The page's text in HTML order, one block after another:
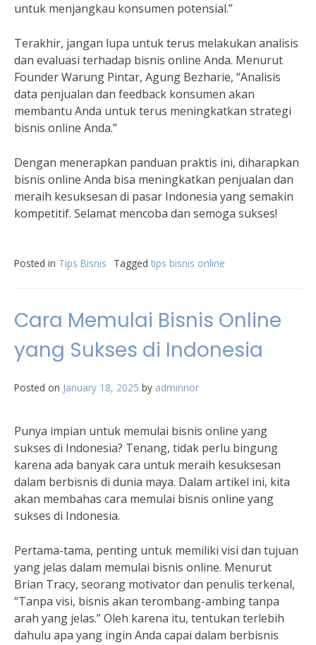
untuk menjangkau konsumen potensial.”
Terakhir, jangan lupa untuk terus melakukan analisis
dan evaluasi terhadap bisnis online Anda. Menurut
Founder Warung Pintar, Agung Bezharie, “Analisis
data penjualan dan feedback konsumen akan
membantu Anda untuk terus meningkatkan strategi
bisnis online Anda.”
Dengan menerapkan panduan praktis ini, diharapkan
bisnis online Anda bisa meningkatkan penjualan dan
meraih kesuksesan di pasar Indonesia yang semakin
kompetitif. Selamat mencoba dan semoga sukses!
Posted in Tips Bisnis Tagged tips bisnis online
Cara Memulai Bisnis Online
yang Sukses di Indonesia
Posted on January 18, 2025 by adminnor
Punya impian untuk memulai bisnis online yang
sukses di Indonesia? Tenang, tidak perlu bingung
karena ada banyak cara untuk meraih kesuksesan
dalam berbisnis di dunia maya. Dalam artikel ini, kita
akan membahas cara memulai bisnis online yang
sukses di Indonesia.
Pertama-tama, penting untuk memiliki visi dan tujuan
yang jelas dalam memulai bisnis online. Menurut
Brian Tracy, seorang motivator dan penulis terkenal,
“Tanpa visi, bisnis akan terombang-ambing tanpa
arah yang jelas.” Oleh karena itu, tentukan terlebih
dahulu apa yang ingin Anda capai dalam berbisnis